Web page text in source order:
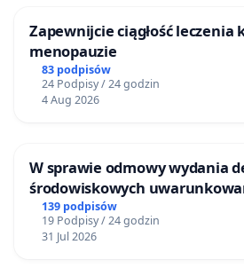
Zapewnijcie ciągłość leczenia
menopauzie
83 podpisów
24 Podpisy / 24 godzin
4 Aug 2026
W sprawie odmowy wydania
środowiskowych
zakładu wytwarzania
Ostrowiu Południowym oraz
mieszkańców i Puszczy
139 podpisów
19 Podpisy / 24 godzin
31 Jul 2026